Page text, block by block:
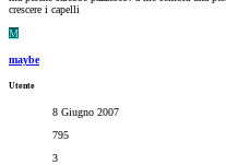
crescere i capelli
M
maybe
Utente
8 Giugno 2007
795
3